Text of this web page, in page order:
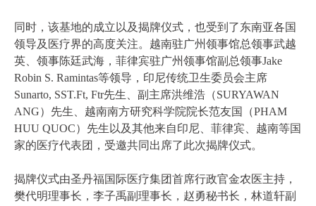
同时，该基地的成立以及揭牌仪式，也受到了东南亚各国
领导及医疗界的高度关注。越南驻广州领事馆总领事武越
英、领事陈廷武海，菲律宾驻广州领事馆副总领事Jake
Robin S. Ramintas等领导，印尼传统卫生委员会主席
Sunarto, SST.Ft, Ftr先生、副主席洪维浩（SURYAWAN
ANG）先生、越南南方研究科学院院长范友国（PHAM
HUU QUOC）先生以及其他来自印尼、菲律宾、越南等国
家的医疗代表团，受邀共同出席了此次揭牌仪式。
揭牌仪式由圣丹福国际医疗集团首席行政官金农医主持，
樊代明理事长，李子禹副理事长，赵勇秘书长，林道轩副